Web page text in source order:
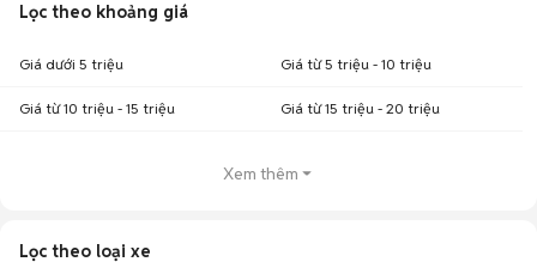
Lọc theo khoảng giá
Giá dưới 5 triệu Giá từ 5 triệu - 10 triệu
Giá từ 10 triệu - 15 triệu Giá từ 15 triệu - 20 triệu
Xem thêm
Lọc theo loại xe